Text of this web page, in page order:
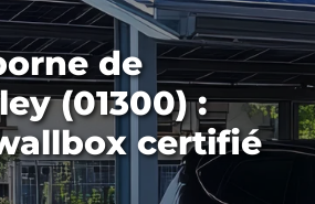
de
(01300) :
certifié